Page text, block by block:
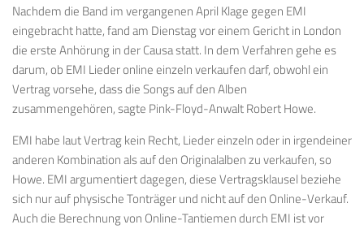
Nachdem die Band im vergangenen April Klage gegen EMI
eingebracht hatte, fand am Dienstag vor einem Gericht in London
die erste Anhörung in der Causa statt. In dem Verfahren gehe es
darum, ob EMI Lieder online einzeln verkaufen darf, obwohl ein
Vertrag vorsehe, dass die Songs auf den Alben
zusammengehören, sagte Pink-Floyd-Anwalt Robert Howe.
EMI habe laut Vertrag kein Recht, Lieder einzeln oder in irgendeiner
anderen Kombination als auf den Originalalben zu verkaufen, so
Howe. EMI argumentiert dagegen, diese Vertragsklausel beziehe
sich nur auf physische Tonträger und nicht auf den Online-Verkauf.
Auch die Berechnung von Online-Tantiemen durch EMI ist vor